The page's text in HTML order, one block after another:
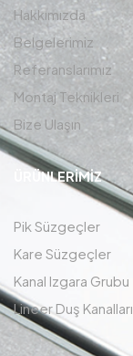
Hakkımızda
Belgelerimiz
Referanslarımız
Montaj Teknikleri
Bize Ulaşın
ÜRÜNLERIMIZ
Pik Süzgeçler
Kare Süzgeçler
Kanal Izgara Grubu
Lineer Duş Kanalları